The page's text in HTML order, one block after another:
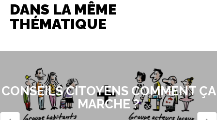
DANS LA MÊME
THÉMATIQUE
CONSEILS CITOYENS COMMENT ÇA
MARCHE ?